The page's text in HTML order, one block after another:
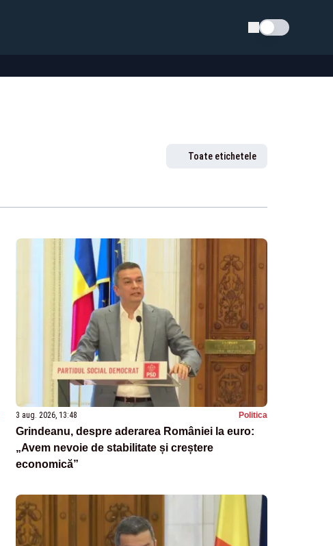
Schimba tema
Toate etichetele
3 aug. 2026, 13:48 Politica
Grindeanu, despre aderarea României la euro:
„Avem nevoie de stabilitate și creștere
economică”